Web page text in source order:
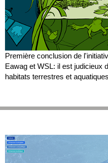
Première conclusion de
Eawag et WSL: il est judicieux
habitats terrestres et